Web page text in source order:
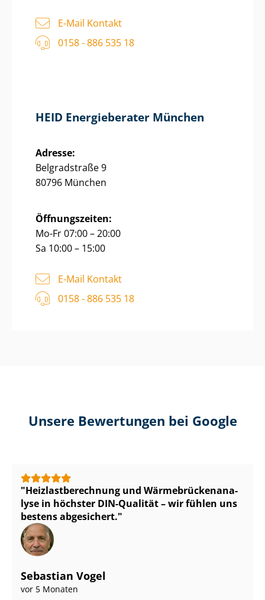
E-Mail Kontakt
0158 - 886 535 18
HEID Energieberater München
Adresse:
Belgradstraße 9
80796 München
Öffnungszeiten:
Mo-Fr 07:00 – 20:00
Sa 10:00 – 15:00
E-Mail Kontakt
0158 - 886 535 18
Unsere Bewertungen bei Google
Heiz­last­be­rech­nung und Wär­me­brü­cken­ana­
ly­se in höchster DIN-Qualität – wir fühlen uns
bestens abgesichert.
Sebastian Vogel
vor 5 Monaten